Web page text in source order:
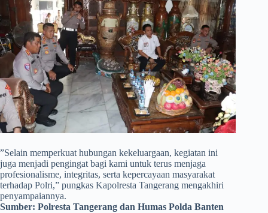
​”Selain memperkuat hubungan kekeluargaan, kegiatan ini
juga menjadi pengingat bagi kami untuk terus menjaga
profesionalisme, integritas, serta kepercayaan masyarakat
terhadap Polri,” pungkas Kapolresta Tangerang mengakhiri
penyampaiannya.
Sumber: Polresta Tangerang dan Humas Polda Banten